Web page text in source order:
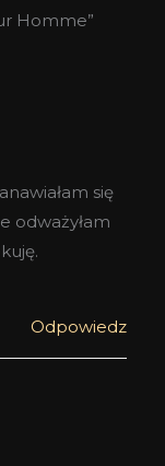
Homme”
się
odważyłam
Odpowiedz